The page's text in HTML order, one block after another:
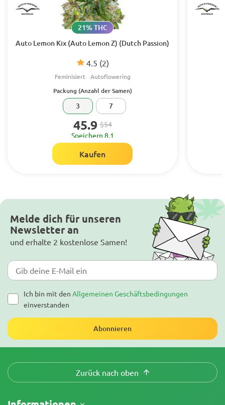
Auto Lemon Kix (Auto Lemon Z) (Dutch Passion)
4.5 (2)
21% THC
Feminisiert Autoflowering
Packung (Anzahl der Samen)
3 7
45.9 $54
Speichern 8.1
Kaufen
Melde dich für unseren
Newsletter an
und erhalte 2 kostenlose Samen!
Ich bin mit den Allgemeinen Geschäftsbedingungen
einverstanden
Abonnieren
Zurück nach oben